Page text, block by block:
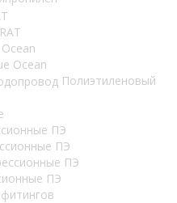
Ocean
Полиэтиленовый
ПЭ
ПЭ
ПЭ
ПЭ